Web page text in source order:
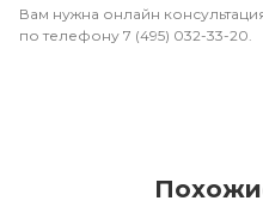
Вам нужна онлайн
по телефону 7 (495) 032-33-20.